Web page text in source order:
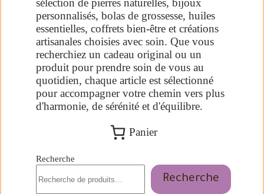
sélection de pierres naturelles, bijoux
personnalisés, bolas de grossesse, huiles
essentielles, coffrets bien-être et créations
artisanales choisies avec soin. Que vous
recherchiez un cadeau original ou un
produit pour prendre soin de vous au
quotidien, chaque article est sélectionné
pour accompagner votre chemin vers plus
d'harmonie, de sérénité et d'équilibre.
Panier
Recherche
Recherche